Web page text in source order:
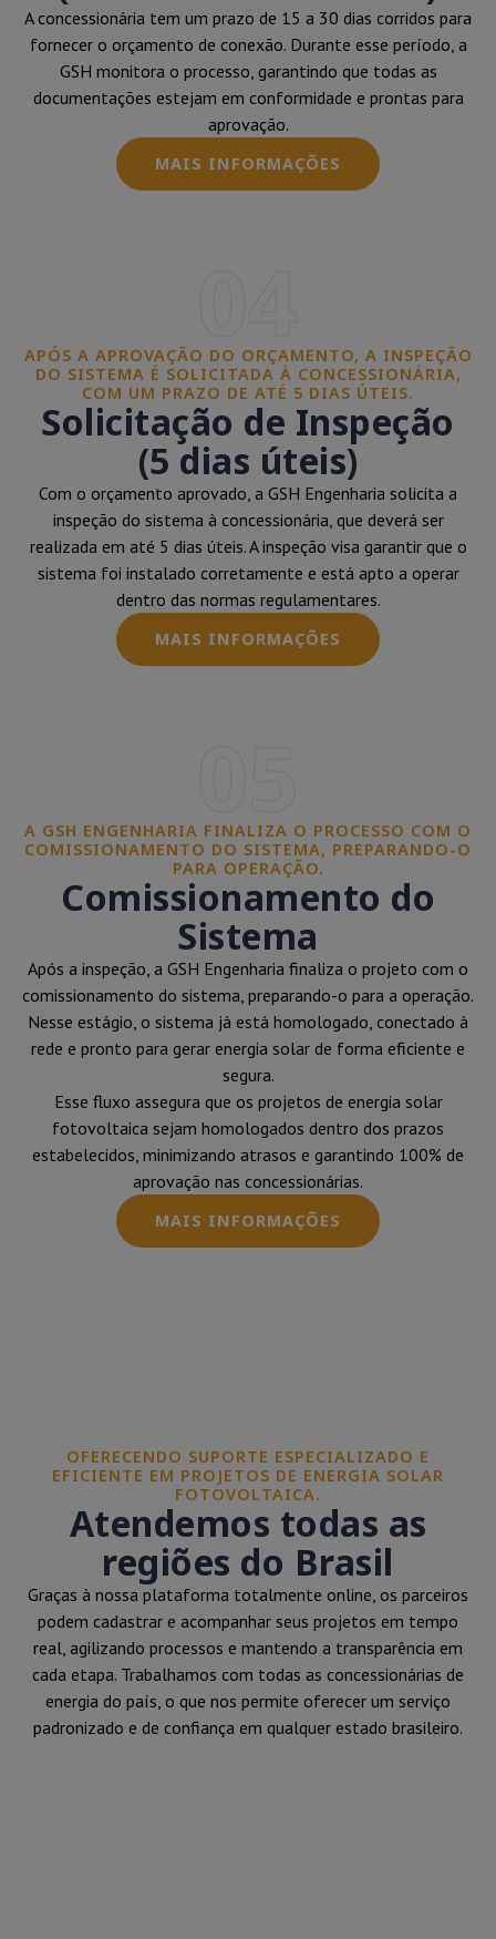
A concessionária tem um prazo de 15 a 30 dias corridos para
fornecer o orçamento de conexão. Durante esse período, a
GSH monitora o processo, garantindo que todas as
documentações estejam em conformidade e prontas para
aprovação.
MAIS INFORMAÇÕES
APÓS A APROVAÇÃO DO ORÇAMENTO, A INSPEÇÃO
DO SISTEMA É SOLICITADA À CONCESSIONÁRIA,
COM UM PRAZO DE ATÉ 5 DIAS ÚTEIS.
Solicitação de Inspeção
(5 dias úteis)
Com o orçamento aprovado, a GSH Engenharia solicita a
inspeção do sistema à concessionária, que deverá ser
realizada em até 5 dias úteis. A inspeção visa garantir que o
sistema foi instalado corretamente e está apto a operar
dentro das normas regulamentares.
MAIS INFORMAÇÕES
A GSH ENGENHARIA FINALIZA O PROCESSO COM O
COMISSIONAMENTO DO SISTEMA, PREPARANDO-O
PARA OPERAÇÃO.
Comissionamento do
Sistema
Após a inspeção, a GSH Engenharia finaliza o projeto com o
comissionamento do sistema, preparando-o para a operação.
Nesse estágio, o sistema já está homologado, conectado à
rede e pronto para gerar energia solar de forma eficiente e
segura.
Esse fluxo assegura que os projetos de energia solar
fotovoltaica sejam homologados dentro dos prazos
estabelecidos, minimizando atrasos e garantindo 100% de
aprovação nas concessionárias.
MAIS INFORMAÇÕES
OFERECENDO SUPORTE ESPECIALIZADO E
EFICIENTE EM PROJETOS DE ENERGIA SOLAR
FOTOVOLTAICA.
Atendemos todas as
regiões do Brasil
Graças à nossa plataforma totalmente online, os parceiros
podem cadastrar e acompanhar seus projetos em tempo
real, agilizando processos e mantendo a transparência em
cada etapa. Trabalhamos com todas as concessionárias de
energia do país, o que nos permite oferecer um serviço
padronizado e de confiança em qualquer estado brasileiro.